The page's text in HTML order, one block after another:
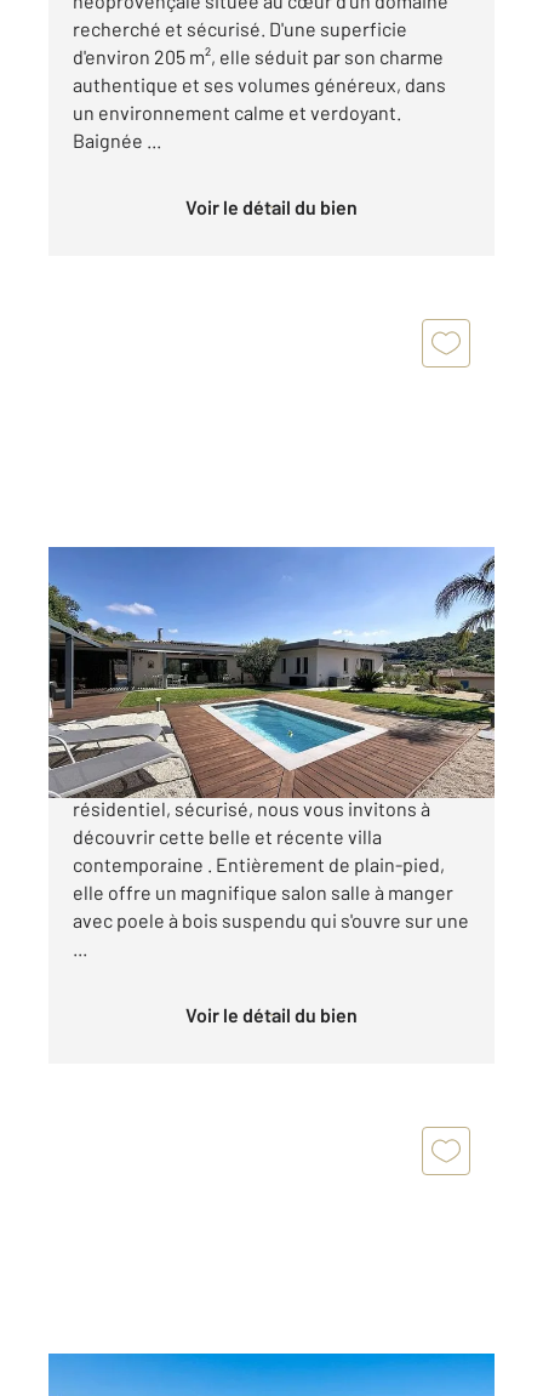
recherché et sécurisé. D'une superficie
d'environ 205 m², elle séduit par son charme
authentique et ses volumes généreux, dans
un environnement calme et verdoyant.
Baignée ...
Voir le détail du bien
194 m , 6 pièces
Ref : 1847
Maison à vendre
1 890 000 €
BIOT - Dans un très agréable domaine
résidentiel, sécurisé, nous vous invitons à
découvrir cette belle et récente villa
contemporaine . Entièrement de plain-pied,
elle offre un magnifique salon salle à manger
avec poele à bois suspendu qui s'ouvre sur une
Voir le détail du bien